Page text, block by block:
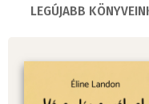
LEGÚJABB